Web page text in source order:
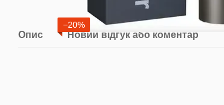
−20%
Опис Новий відгук або коментар